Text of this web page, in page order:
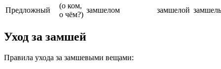
Предложный
(о ком,
о чём?)
замшелом замшелой
Уход за замшей
Правила ухода за замшевыми вещами: